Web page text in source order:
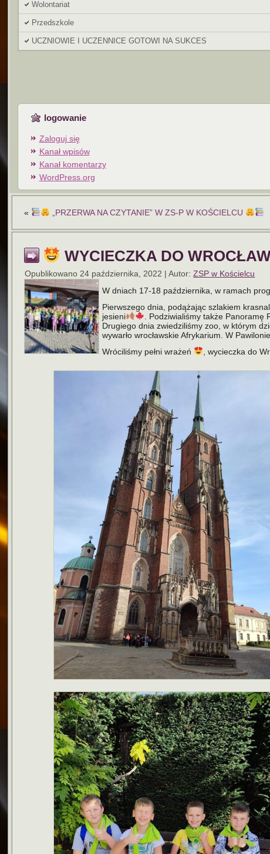
Wolontariat
Przedszkole
UCZNIOWIE I UCZENNICE GOTOWI NA SUKCES
logowanie
Zaloguj się
Kanał wpisów
Kanał komentarzy
WordPress.org
« „PRZERWA NA CZYTANIE” W ZS-P W KOŚCIELCU
WYCIECZKA DO
Opublikowano 24 października, 2022 |Autor: ZSP w Kościelcu
W dniach 17-18 października, w ramach
Pierwszego dnia, podążając szlakiem
jesieni
. Podziwialiśmy także Panoramę
Drugiego dnia zwiedziliśmy zoo, w którym
wywarło wrocławskie Afrykarium. W
Wróciliśmy pełni wrażeń
, wycieczka do